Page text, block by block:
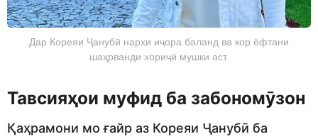
Дар Кореяи Ҷанубӣ нархи иҷора баланд ва кор ёфтани
шаҳрванди хориҷӣ мушки аст.
Тавсияҳои муфид ба забономӯзон
Қаҳрамони мо ғайр аз Кореяи Ҷанубӣ ба